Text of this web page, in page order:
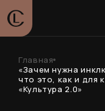
Главная
«Зачем нужна
что это, как и для
«Культура 2.0»